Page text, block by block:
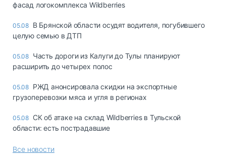
фасад логокомплекса Wildberries
05.08 В Брянской области осудят водителя, погубившего
целую семью в ДТП
05.08 Часть дороги из Калуги до Тулы планируют
расширить до четырех полос
05.08 РЖД анонсировала скидки на экспортные
грузоперевозки мяса и угля в регионах
05.08 СК об атаке на склад Wildberries в Тульской
области: есть пострадавшие
Все новости